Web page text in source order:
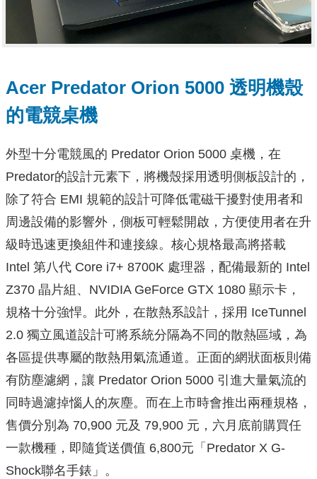
Acer Predator Orion 5000 透明機殼
的電競桌機
外型十分電競風的 Predator Orion 5000 桌機，在
Predator的設計元素下，將機殼採用透明側板設計的，
除了符合 EMI 規範的設計可降低電磁干擾對使用者和
周邊設備的影響外，側板可輕鬆開啟，方便使用者在升
級時迅速更換組件和連接線。核心規格最高將搭載
Intel 第八代 Core i7+ 8700K 處理器，配備最新的 Intel
Z370 晶片組、NVIDIA GeForce GTX 1080 顯示卡，
規格十分強悍。此外，在散熱系設計，採用 IceTunnel
2.0 獨立風道設計可將系統分隔為不同的散熱區域，為
各區提供專屬的散熱用氣流通道。正面的網狀面板則備
有防塵濾網，讓 Predator Orion 5000 引進大量氣流的
同時過濾掉惱人的灰塵。而在上市時會推出兩種規格，
售價分別為 70,900 元及 79,900 元，六月底前購買任
一款機種，即隨貨送價值 6,800元「Predator X G-
Shock聯名手錶」。